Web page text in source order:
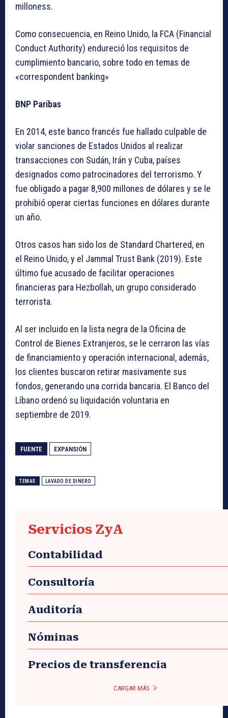
milloness.
Como consecuencia, en Reino Unido, la FCA (Financial
Conduct Authority) endureció los requisitos de
cumplimiento bancario, sobre todo en temas de
«correspondent banking»
BNP Paribas
En 2014, este banco francés fue hallado culpable de
violar sanciones de Estados Unidos al realizar
transacciones con Sudán, Irán y Cuba, países
designados como patrocinadores del terrorismo. Y
fue obligado a pagar 8,900 millones de dólares y se le
prohibió operar ciertas funciones en dólares durante
un año.
Otros casos han sido los de Standard Chartered, en
el Reino Unido, y el Jammal Trust Bank (2019). Este
último fue acusado de facilitar operaciones
financieras para Hezbollah, un grupo considerado
terrorista.
Al ser incluido en la lista negra de la Oficina de
Control de Bienes Extranjeros, se le cerraron las vías
de financiamiento y operación internacional, además,
los clientes buscaron retirar masivamente sus
fondos, generando una corrida bancaria. El Banco del
Líbano ordenó su liquidación voluntaria en
septiembre de 2019.
FUENTE EXPANSIÓN
TEMAS LAVADO DE DINERO
Servicios ZyA
Contabilidad
Consultoría
Auditoría
Nóminas
Precios de transferencia
CARGAR MÁS